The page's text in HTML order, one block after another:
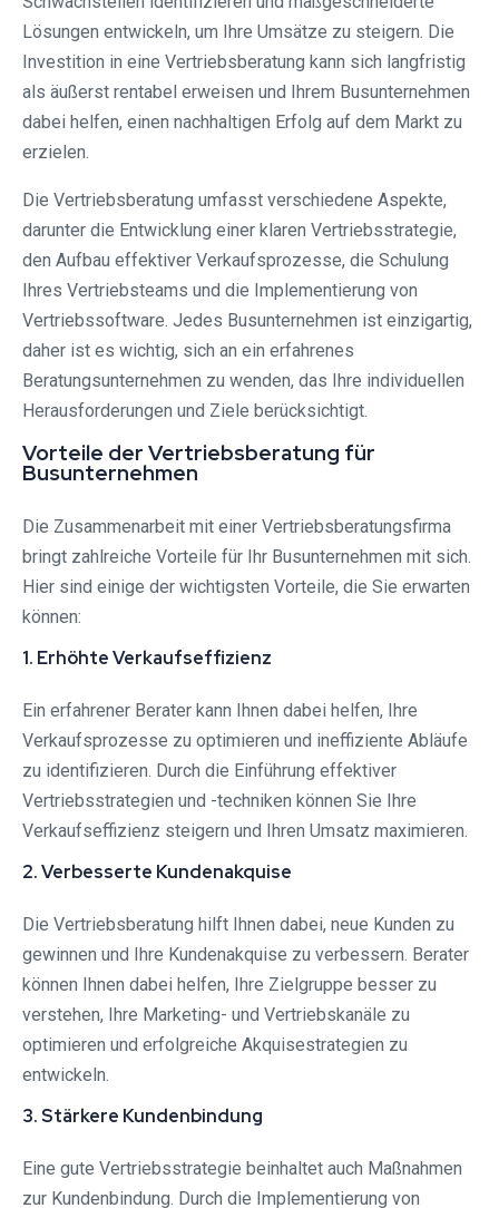
Lösungen entwickeln, um Ihre Umsätze zu steigern. Die
Investition in eine Vertriebsberatung kann sich langfristig
als äußerst rentabel erweisen und Ihrem Busunternehmen
dabei helfen, einen nachhaltigen Erfolg auf dem Markt zu
erzielen.
Die Vertriebsberatung umfasst verschiedene Aspekte,
darunter die Entwicklung einer klaren Vertriebsstrategie,
den Aufbau effektiver Verkaufsprozesse, die Schulung
Ihres Vertriebsteams und die Implementierung von
Vertriebssoftware. Jedes Busunternehmen ist einzigartig,
daher ist es wichtig, sich an ein erfahrenes
Beratungsunternehmen zu wenden, das Ihre individuellen
Herausforderungen und Ziele berücksichtigt.
Vorteile der Vertriebsberatung für
Busunternehmen
Die Zusammenarbeit mit einer Vertriebsberatungsfirma
bringt zahlreiche Vorteile für Ihr Busunternehmen mit sich.
Hier sind einige der wichtigsten Vorteile, die Sie erwarten
können:
1. Erhöhte Verkaufseffizienz
Ein erfahrener Berater kann Ihnen dabei helfen, Ihre
Verkaufsprozesse zu optimieren und ineffiziente Abläufe
zu identifizieren. Durch die Einführung effektiver
Vertriebsstrategien und -techniken können Sie Ihre
Verkaufseffizienz steigern und Ihren Umsatz maximieren.
2. Verbesserte Kundenakquise
Die Vertriebsberatung hilft Ihnen dabei, neue Kunden zu
gewinnen und Ihre Kundenakquise zu verbessern. Berater
können Ihnen dabei helfen, Ihre Zielgruppe besser zu
verstehen, Ihre Marketing- und Vertriebskanäle zu
optimieren und erfolgreiche Akquisestrategien zu
entwickeln.
3. Stärkere Kundenbindung
Eine gute Vertriebsstrategie beinhaltet auch Maßnahmen
zur Kundenbindung. Durch die Implementierung von